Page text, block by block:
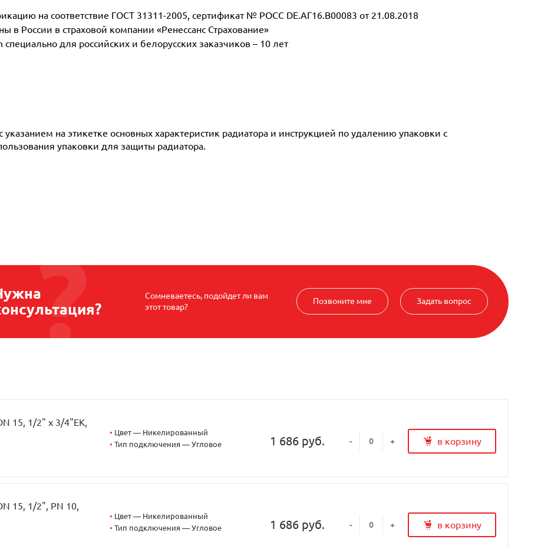
на соответствие ГОСТ 31311-2005, сертификат № POCC DE.АГ16.В00083 от 21.08.2018
в России в страховой компании «Ренессанс Страхование»
для российских и белорусских заказчиков – 10 лет
указанием на этикетке основных характеристик радиатора и инструкцией по удалению упаковки с
упаковки для защиты радиатора.
Сомневаетесь, подойдет ли вам
этот товар?
Позвоните мне Задать вопрос
15, 1/2" х 3/4"EK,
• Цвет — Никелированный
• Тип подключения — Угловое 1 686 руб. - + в корзину
15, 1/2", PN 10,
• Цвет — Никелированный
• Тип подключения — Угловое 1 686 руб. - + в корзину